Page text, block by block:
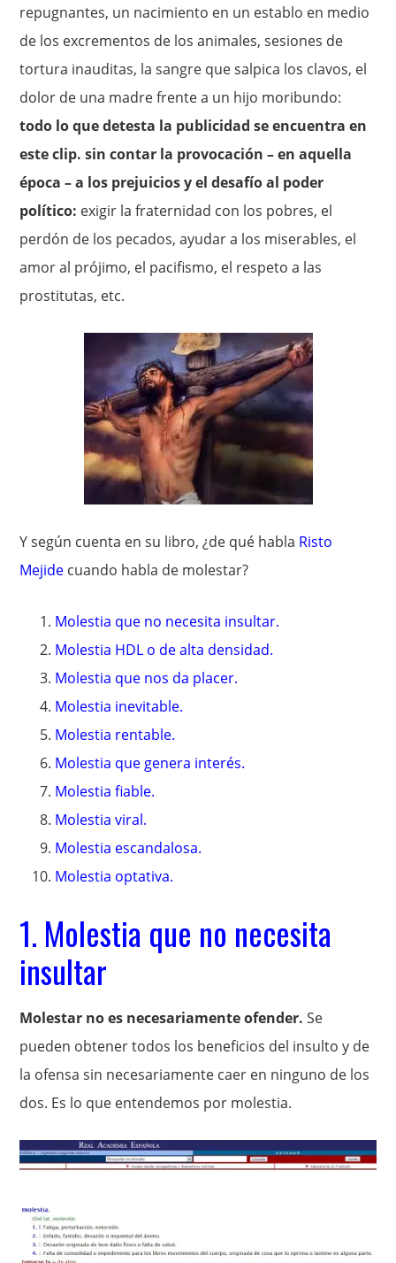
repugnantes, un nacimiento en un establo en medio
de los excrementos de los animales, sesiones de
tortura inauditas, la sangre que salpica los clavos, el
dolor de una madre frente a un hijo moribundo:
todo lo que detesta la publicidad se encuentra en
este clip. sin contar la provocación – en aquella
época – a los prejuicios y el desafío al poder
político: exigir la fraternidad con los pobres, el
perdón de los pecados, ayudar a los miserables, el
amor al prójimo, el pacifismo, el respeto a las
prostitutas, etc.
Y según cuenta en su libro, ¿de qué habla Risto
Mejide cuando habla de molestar?
Molestia que no necesita insultar.
Molestia HDL o de alta densidad.
Molestia que nos da placer.
Molestia inevitable.
Molestia rentable.
Molestia que genera interés.
Molestia fiable.
Molestia viral.
Molestia escandalosa.
Molestia optativa.
1. Molestia que no necesita
insultar
Molestar no es necesariamente ofender. Se
pueden obtener todos los beneficios del insulto y de
la ofensa sin necesariamente caer en ninguno de los
dos. Es lo que entendemos por molestia.